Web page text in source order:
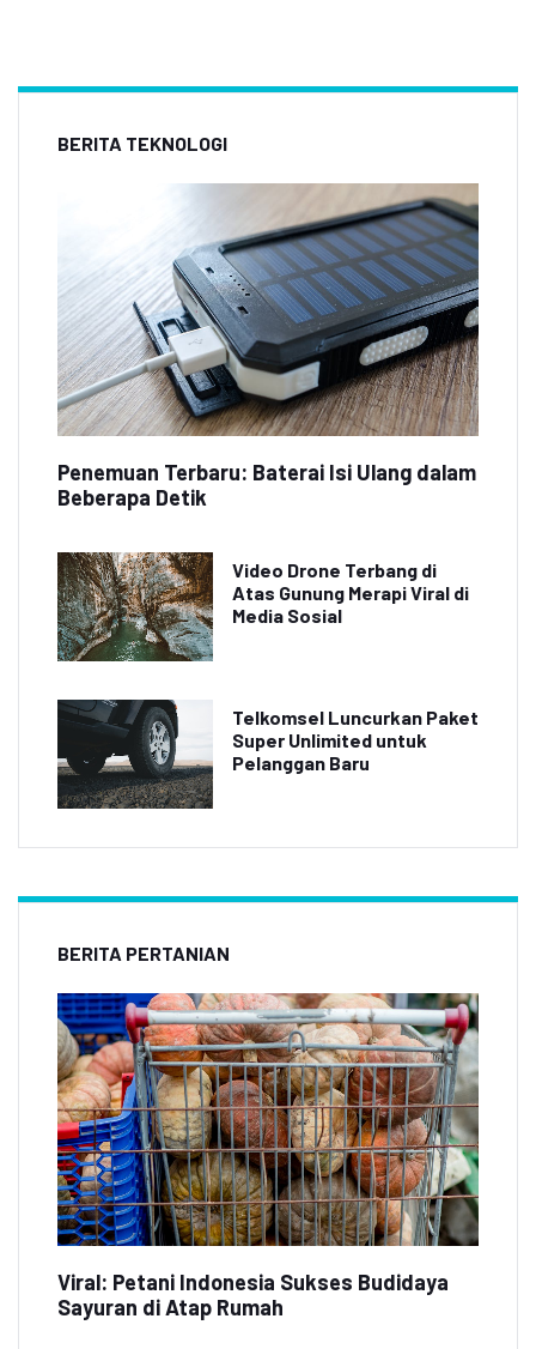
BERITA TEKNOLOGI
Penemuan Terbaru: Baterai Isi Ulang dalam
Beberapa Detik
Video Drone Terbang di
Atas Gunung Merapi Viral di
Media Sosial
Telkomsel Luncurkan Paket
Super Unlimited untuk
Pelanggan Baru
BERITA PERTANIAN
Viral: Petani Indonesia Sukses Budidaya
Sayuran di Atap Rumah